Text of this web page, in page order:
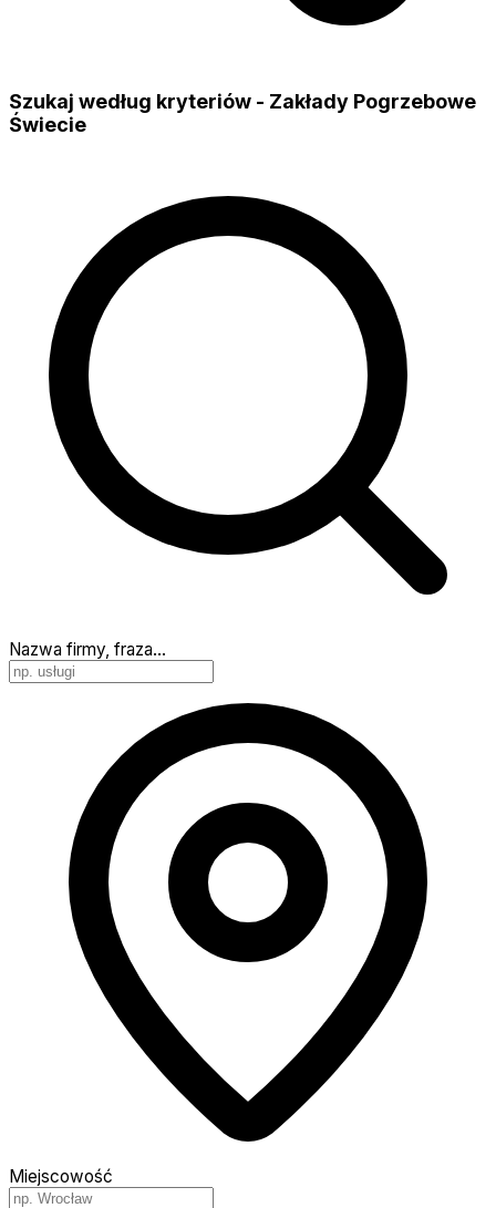
Szukaj według kryteriów - Zakłady Pogrzebowe
Świecie
Nazwa firmy, fraza…
Miejscowość